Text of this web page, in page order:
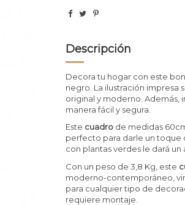
Descripción
Decora tu hogar con este
negro. La ilustración
original y moderno. Además,
manera fácil y segura.
Este cuadro de medidas
perfecto para darle un toque
con plantas verdes le dará
Con un peso de 3,8 Kg, este
moderno-contemporáneo,
para cualquier tipo de
requiere montaje.